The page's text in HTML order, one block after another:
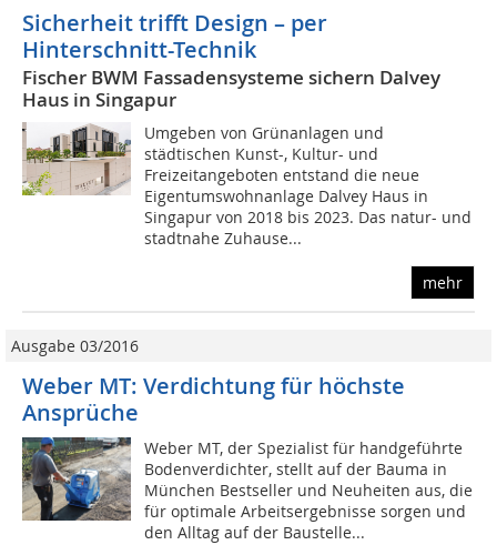
Sicherheit trifft Design – per
Hinterschnitt-Technik
Fischer BWM Fassadensysteme sichern Dalvey
Haus in Singapur
Umgeben von Grünanlagen und
städtischen Kunst-, Kultur- und
Freizeitangeboten entstand die neue
Eigentumswohnanlage Dalvey Haus in
Singapur von 2018 bis 2023. Das natur- und
stadtnahe Zuhause...
mehr
Ausgabe 03/2016
Weber MT: Verdichtung für höchste
Ansprüche
Weber MT, der Spezialist für handgeführte
Bodenverdichter, stellt auf der Bauma in
München Bestseller und Neuheiten aus, die
für optimale Arbeitsergebnisse sorgen und
den Alltag auf der Baustelle...